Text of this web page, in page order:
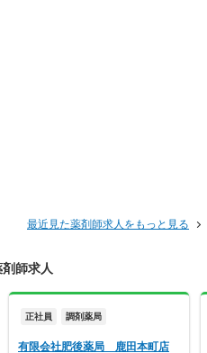
最近見た薬剤師求人をもっと見る
師求人
正社員 調剤薬局
有限会社肥後薬局 鹿田本町店